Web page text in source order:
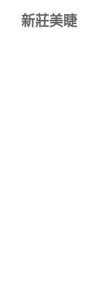
新莊美睫